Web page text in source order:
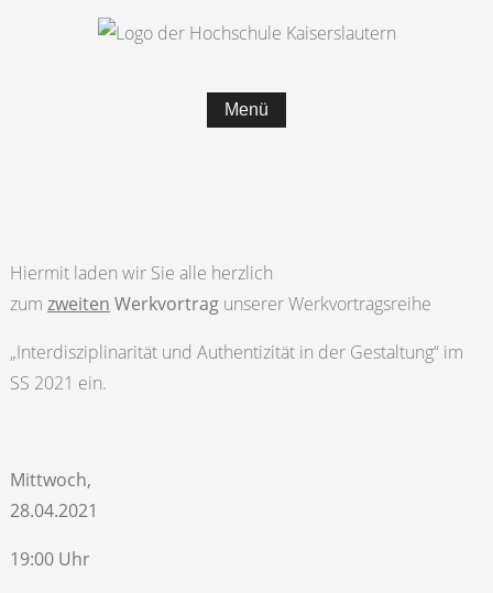
Menü
Hiermit laden wir Sie alle herzlich
zum zweiten Werkvortrag unserer Werkvortragsreihe
„Interdisziplinarität und Authentizität in der Gestaltung“ im
SS 2021 ein.
Mittwoch,
28.04.2021
19:00 Uhr